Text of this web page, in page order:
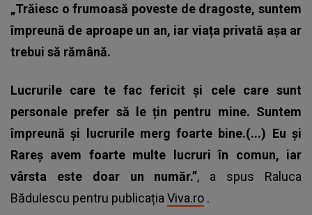
„Trăiesc o frumoasă poveste de dragoste, suntem
împreună de aproape un an, iar viața privată așa ar
trebui să rămână.
Lucrurile care te fac fericit și cele care sunt
personale prefer să le țin pentru mine. Suntem
împreună și lucrurile merg foarte bine.(...) Eu și
Rareș avem foarte multe lucruri în comun, iar
vârsta este doar un număr.”, a spus Raluca
Bădulescu pentru publicația Viva.ro .